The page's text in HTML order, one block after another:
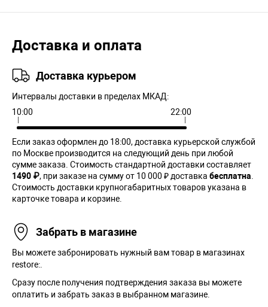
Доставка и оплата
Доставка курьером
Интервалы доставки в пределах МКАД:
10:00
22:00
Если заказ оформлен до 18:00, доставка курьерской службой
по Москве производится на следующий день при любой
сумме заказа. Cтоимость стандартной доставки составляет
1490 ₽, при заказе на сумму от 10 000 ₽ доставка бесплатна
Стоимость доставки крупногабаритных товаров указана в
карточке товара и корзине.
Забрать в магазине
Вы можете забронировать нужный вам товар в магазинах
restore:.
Сразу после получения подтверждения заказа вы можете
оплатить и забрать заказ в выбранном магазине.